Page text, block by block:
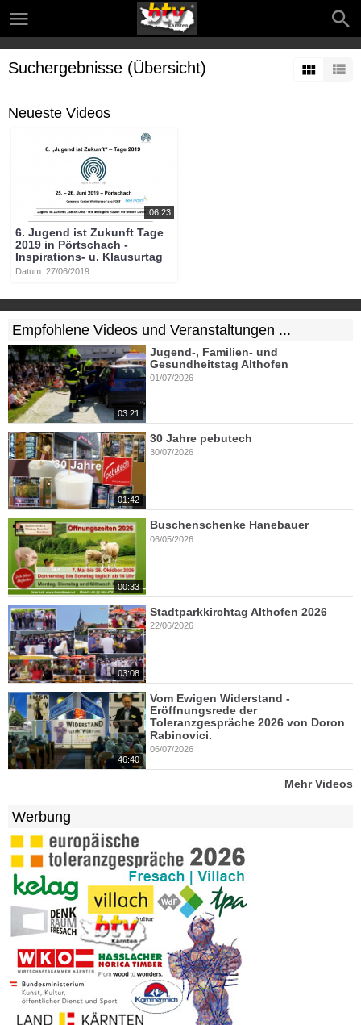
Suchergebnisse (Übersicht)
Neueste Videos
06:23
6. Jugend ist Zukunft Tage
2019 in Pörtschach -
Inspirations- u. Klausurtag
Datum: 27/06/2019
Empfohlene Videos und Veranstaltungen ...
03:21
Jugend-, Familien- und
Gesundheitstag Althofen
01/07/2026
01:42
30 Jahre pebutech
30/07/2026
00:33
Buschenschenke Hanebauer
06/05/2026
03:08
Stadtparkkirchtag Althofen 2026
22/06/2026
46:40
Vom Ewigen Widerstand -
Eröffnungsrede der
Toleranzgespräche 2026 von Doron
Rabinovici.
06/07/2026
Mehr Videos
Werbung